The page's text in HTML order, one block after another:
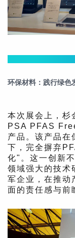
环保材料：践行绿色
本次展会上，杉
PSA PFAS
产品。该产品在
下，完全摒弃
化"。这一创新
领域强大的技术
军企业，在推动
面的责任感与前